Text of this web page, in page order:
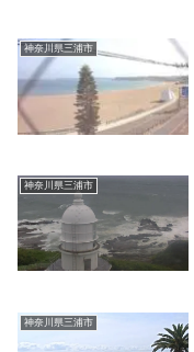
神奈川県三浦市
神奈川県三浦市
神奈川県三浦市